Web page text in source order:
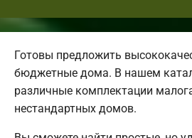
Готовы предложить
бюджетные дома. В нашем
различные комплектации
нестандартных домов.